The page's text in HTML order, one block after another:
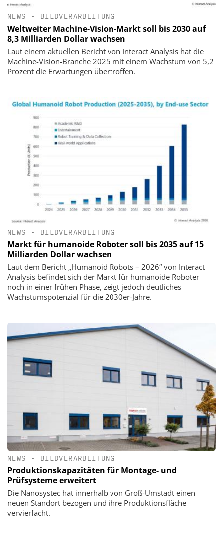
NEWS • BILDVERARBEITUNG
Weltweiter Machine-Vision-Markt soll bis 2030 auf
8,3 Milliarden Dollar wachsen
Laut einem aktuellen Bericht von Interact Analysis hat die
Machine-Vision-Branche 2025 mit einem Wachstum von 5,2
Prozent die Erwartungen übertroffen.
NEWS • BILDVERARBEITUNG
Markt für humanoide Roboter soll bis 2035 auf 15
Milliarden Dollar wachsen
Laut dem Bericht „Humanoid Robots – 2026“ von Interact
Analysis befindet sich der Markt für humanoide Roboter
noch in einer frühen Phase, zeigt jedoch deutliches
Wachstumspotenzial für die 2030er-Jahre.
NEWS • BILDVERARBEITUNG
Produktionskapazitäten für Montage- und
Prüfsysteme erweitert
Die Nanosystec hat innerhalb von Groß-Umstadt einen
neuen Standort bezogen und ihre Produktionsfläche
vervierfacht.